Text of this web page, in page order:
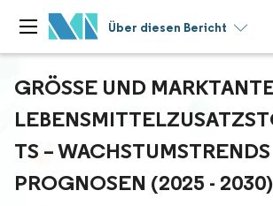
Über diesen Bericht
GRÖSSE UND
S – WACHSTUMSTRENDS
ROGNOSEN (2025 - 2030)